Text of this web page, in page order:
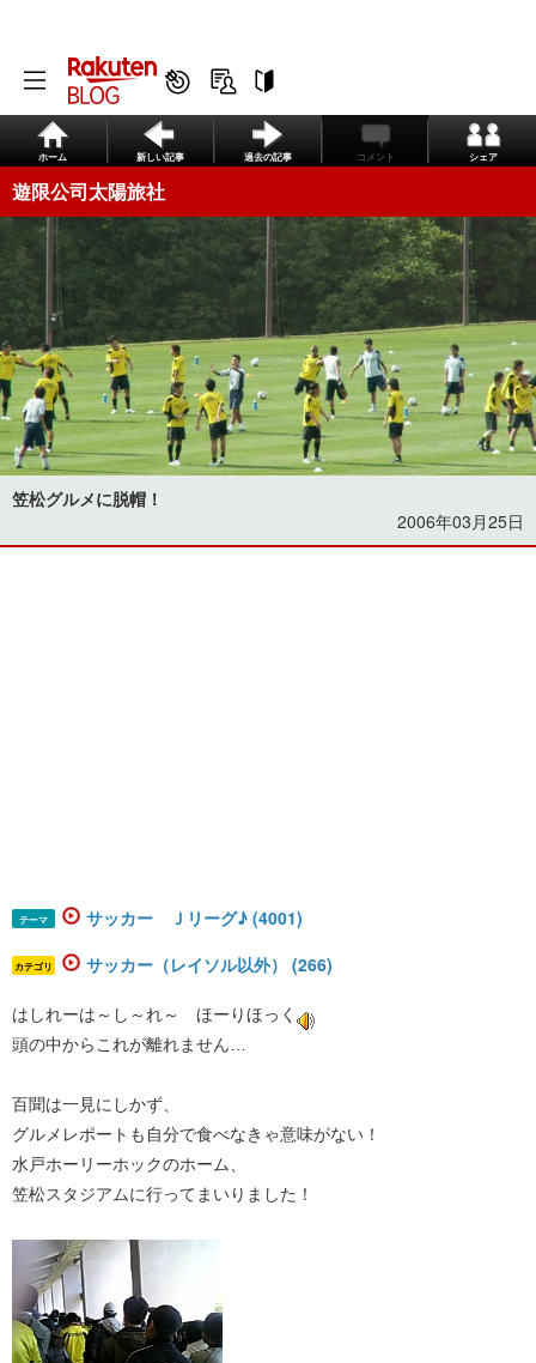
ホーム 新しい記事 過去の記事 コメント シェア
遊限公司太陽旅社
笠松グルメに脱帽！
2006年03月25日
テーマ サッカー Ｊリーグ♪ (4001)
カテゴリ サッカー（レイソル以外） (266)
はしれーは～し～れ～ ほーりほっく
頭の中からこれが離れません…
百聞は一見にしかず、
グルメレポートも自分で食べなきゃ意味がない！
水戸ホーリーホックのホーム、
笠松スタジアムに行ってまいりました！